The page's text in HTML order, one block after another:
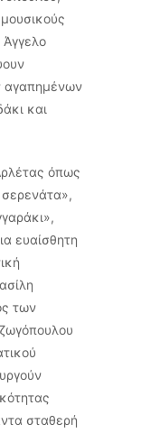
αγαπημένων
και
όπως
ευαίσθητη
των
σταθερή